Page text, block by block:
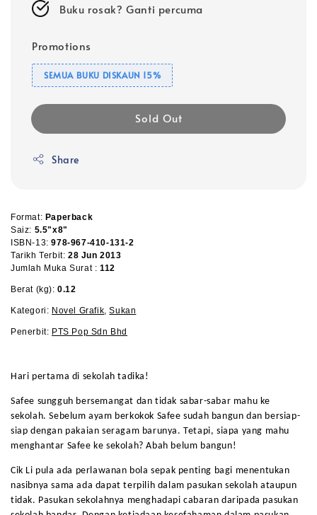
Buku rosak? Ganti percuma
Promotions
SEMUA BUKU DISKAUN 15%
Sold Out
Share
Format: Paperback
Saiz: 5.5"x8"
ISBN-13: 978-967-410-131-2
Tarikh Terbit: 28 Jun 2013
Jumlah Muka Surat : 112
Berat (kg): 0.12
Kategori: Novel Grafik,Sukan
Penerbit: PTS Pop Sdn Bhd
Hari pertama di sekolah tadika!
Safee sungguh bersemangat dan tidak sabar-sabar mahu ke
sekolah. Sebelum ayam berkokok Safee sudah bangun dan bersiap-
siap dengan pakaian seragam barunya. Tetapi, siapa yang mahu
menghantar Safee ke sekolah? Abah belum bangun!
Cik Li pula ada perlawanan bola sepak penting bagi menentukan
nasibnya sama ada dapat terpilih dalam pasukan sekolah ataupun
tidak. Pasukan sekolahnya menghadapi cabaran daripada pasukan